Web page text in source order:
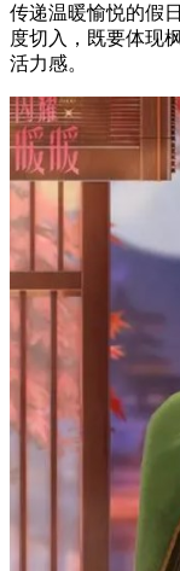
传递温暖愉悦的假
度切入，既要体现
活力感。